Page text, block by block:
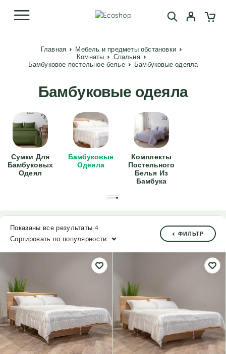
Главная
Мебель и предметы обстановки
Комнаты
Спальня
Бамбуковое постельное белье
Бамбуковые одеяла
Бамбуковые одеяла
Сумки Для
Бамбуковых
Одеял
Бамбуковые
Одеяла
Комплекты
Постельного
Белья Из
Бамбука
Показаны все результаты 4
Сортировать по популярности
ФИЛЬТР